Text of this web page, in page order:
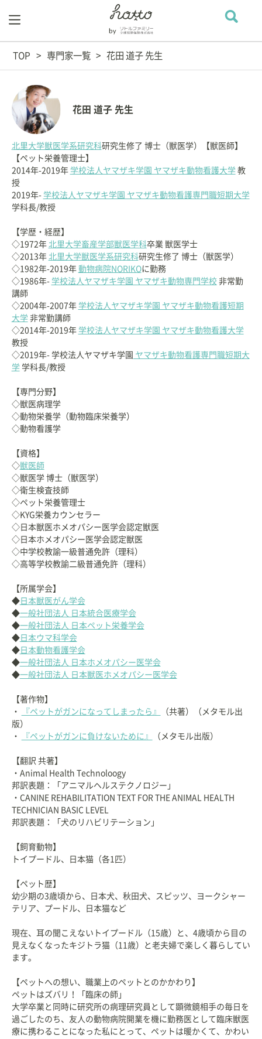
TOP 専門家一覧 花田 道子 先生
花田 道子 先生
北里大学獣医学系研究科研究生修了 博士（獣医学）【獣医師】
【ペット栄養管理士】
2014年-2019年 学校法人ヤマザキ学園 ヤマザキ動物看護大学 教
授
2019年- 学校法人ヤマザキ学園 ヤマザキ動物看護専門職短期大学
学科長/教授
【学歴・経歴】
◇1972年 北里大学畜産学部獣医学科卒業 獣医学士
◇2013年 北里大学獣医学系研究科研究生修了 博士（獣医学）
◇1982年-2019年 動物病院NORIKOに勤務
◇1986年- 学校法人ヤマザキ学園 ヤマザキ動物専門学校非常勤
講師
◇2004年-2007年 学校法人ヤマザキ学園 ヤマザキ動物看護短期
大学 非常勤講師
◇2014年-2019年 学校法人ヤマザキ学園 ヤマザキ動物看護大学
教授
◇2019年- 学校法人ヤマザキ学園 ヤマザキ動物看護専門職短期大
学 学科長/教授
【専門分野】
◇獣医病理学
◇動物栄養学（動物臨床栄養学）
◇動物看護学
【資格】
◇獣医師
◇獣医学 博士（獣医学）
◇衛生検査技師
◇ペット栄養管理士
◇KYG栄養カウンセラー
◇日本獣医ホメオパシー医学会認定獣医
◇日本ホメオパシー医学会認定獣医
◇中学校教諭一級普通免許（理科）
◇高等学校教諭二級普通免許（理科）
【所属学会】
◆日本獣医がん学会
◆一般社団法人 日本統合医療学会
◆一般社団法人 日本ペット栄養学会
◆日本ウマ科学会
◆日本動物看護学会
◆一般社団法人 日本ホメオパシー医学会
◆一般社団法人 日本獣医ホメオパシー医学会
【著作物】
・
『ペットがガンになってしまったら』
（共著）（メタモル出
版）
・
『ペットがガンに負けないために』 （メタモル出版）
【翻訳 共著】
・Animal Health Technoloogy
邦訳表題：「アニマルヘルステクノロジー」
・CANINE REHABILITATION TEXT FOR THE ANIMAL HEALTH
TECHNICIAN BASIC LEVEL
邦訳表題：「犬のリハビリテーション」
【飼育動物】
トイプードル、日本猫（各1匹）
【ペット歴】
幼少期の3歳頃から、日本犬、秋田犬、スピッツ、ヨークシャー
テリア、プードル、日本猫など
現在、耳の聞こえないトイプードル（15歳）と、4歳頃から目の
見えなくなったキジトラ猫（11歳）と老夫婦で楽しく暮らしてい
ます。
【ペットへの想い、職業上のペットとのかかわり】
ペットはズバリ！「臨床の師」
大学卒業と同時に研究所の病理研究員として顕微鏡相手の毎日を
過ごしたのち、友人の動物病院開業を機に勤務医として臨床獣医
療に携わることになった私にとって、ペットは暖かくて、かわい